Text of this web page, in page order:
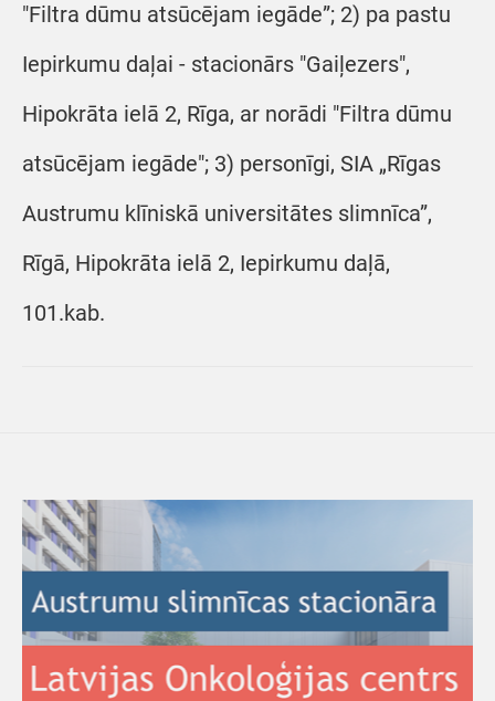
"Filtra dūmu atsūcējam iegāde”; 2) pa pastu
Iepirkumu daļai - stacionārs "Gaiļezers",
Hipokrāta ielā 2, Rīga, ar norādi "Filtra dūmu
atsūcējam iegāde"; 3) personīgi, SIA „Rīgas
Austrumu klīniskā universitātes slimnīca”,
Rīgā, Hipokrāta ielā 2, Iepirkumu daļā,
101.kab.